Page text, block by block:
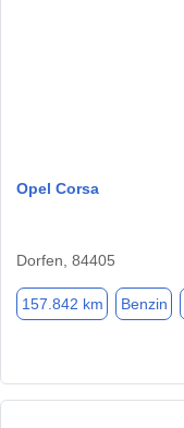
Opel Corsa
Dorfen, 84405
157.842 km Benzin